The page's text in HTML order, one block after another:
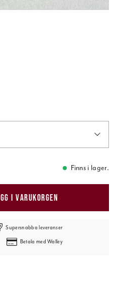
Finns i lager.
I VARUKORGEN
Supersnabba leveranser
Betala med Walley